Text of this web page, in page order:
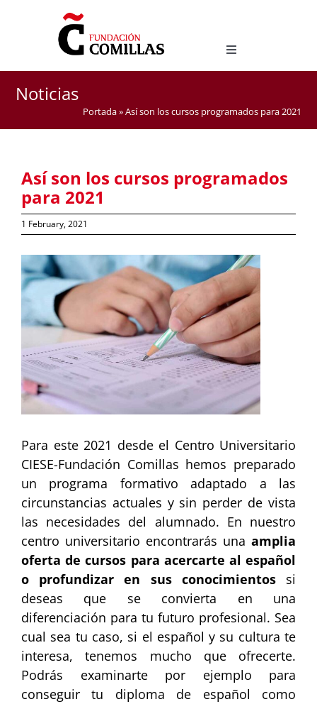
Toggle
Navigation
Master Degree in Teaching Spanish as a Foreign
Language (ELE)
Noticias
Portada»Así son los cursos programados para 2021
Así son los cursos programados
para 2021
1 February, 2021
View
Larger
Image
Para este 2021 desde el Centro Universitario
CIESE-Fundación Comillas hemos preparado
un programa formativo adaptado a las
circunstancias actuales y sin perder de vista
las necesidades del alumnado. En nuestro
centro universitario encontrarás una amplia
oferta de cursos para acercarte al español
o profundizar en sus conocimientossi
deseas que se convierta en una
diferenciación para tu futuro profesional. Sea
cual sea tu caso, si el español y su cultura te
interesa, tenemos mucho que ofrecerte.
Podrás examinarte por ejemplo para
conseguir tu diploma de español como